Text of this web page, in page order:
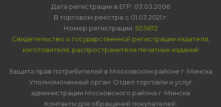
Дата регистрации в ЕГР: 03.03.2006
В торговом реестре с 01.03.2021 г.
Номер регистрации: 503672
Свидетельство о государственной регистрации издателя,
изготовителя, распространителя печатных изданий
Защита прав потребителей в Московском районе г. Минска
Уполномоченный орган: Отдел торговли и услуг
администрации Московского района г. Минска
Контакты для обращений покупателей: